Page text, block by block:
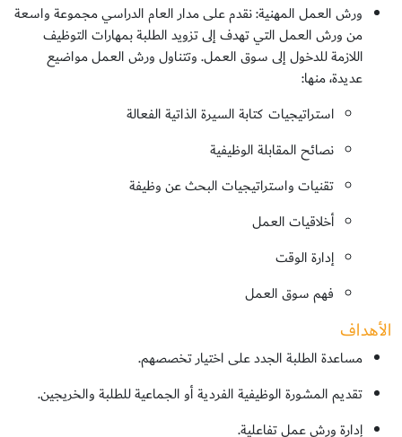
ورش العمل المهنية: نقدم على مدار العام الدراسي مجموعة واسعة
من ورش العمل التي تهدف إلى تزويد الطلبة بمهارات التوظيف
اللازمة للدخول إلى سوق العمل. وتتناول ورش العمل مواضيع
عديدة، منها:
استراتيجيات كتابة السيرة الذاتية الفعالة
نصائح المقابلة الوظيفية
تقنيات واستراتيجيات البحث عن وظيفة
أخلاقيات العمل
إدارة الوقت
فهم سوق العمل
الأهداف
مساعدة الطلبة الجدد على اختيار تخصصهم.
تقديم المشورة الوظيفية الفردية أو الجماعية للطلبة والخريجين.
إدارة ورش عمل تفاعلية.